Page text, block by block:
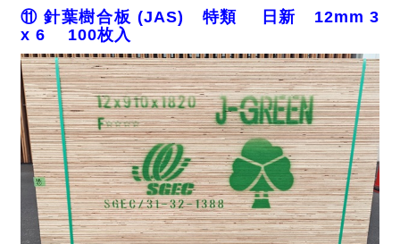
⑪ 針葉樹合板 (JAS) 特類 日新 12mm 3
x 6 100枚入